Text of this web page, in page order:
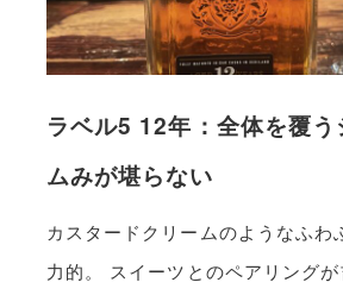
ラベル5 12年：全体を覆
ムみが堪らない
カスタードクリームのようなふわ
力的。 スイーツとのペアリング